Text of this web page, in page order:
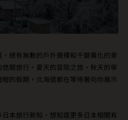
總有無數的戶外選擇和千變萬化的景
閒旅行，夏天的冒險之旅，秋天的寧
的假期，北海道都在等待著向你展示
本旅行新知，想知道更多日本相關有